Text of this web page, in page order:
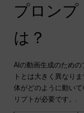
プロンプ
は？
AIの動画生成のため
トとは大きく異なり
体がどのように動い
リプトが必要です。.